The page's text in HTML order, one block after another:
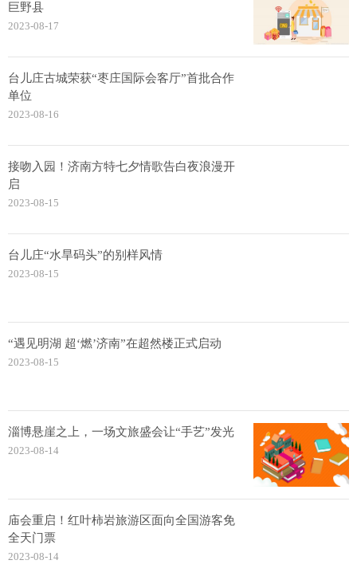
巨野县
2023-08-17
台儿庄古城荣获“枣庄国际会客厅”首批合作
单位
2023-08-16
接吻入园！济南方特七夕情歌告白夜浪漫开
启
2023-08-15
台儿庄“水旱码头”的别样风情
2023-08-15
“遇见明湖 超‘燃’济南”在超然楼正式启动
2023-08-15
淄博悬崖之上，一场文旅盛会让“手艺”发光
2023-08-14
庙会重启！红叶柿岩旅游区面向全国游客免
全天门票
2023-08-14